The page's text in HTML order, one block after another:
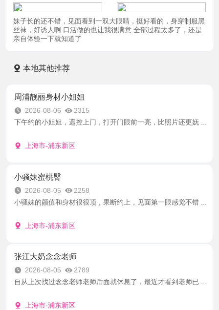
妹子长的还不错，见面看到一双大眼睛，挺好看的，身穿制服黑
丝袜，好诱人啊 口活做的也让我很满意 全部过程太多了，还是
亲自体验一下就知道了
本地其他推荐
周浦靓丽身材小姐姐
2026-08-06
2315
下午约的小姐姐，遥控上门，打开门眼前一亮，比照片还更妩 ...
上海市-浦东新区
小骚妹蜜桃臀
2026-08-05
2258
小骚妹的颜值和身材很很顶，果断约上，见面第一眼感觉不错 ...
上海市-浦东新区
张江大奶念念老师
2026-08-05
2789
自从上次找过念念老师老师后面就休息了，最近才看到老师已 ...
上海市-浦东新区